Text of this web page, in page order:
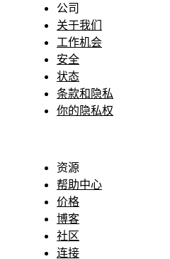
公司
关于我们
工作机会
安全
状态
条款和隐私
你的隐私权
资源
帮助中心
价格
博客
社区
连接